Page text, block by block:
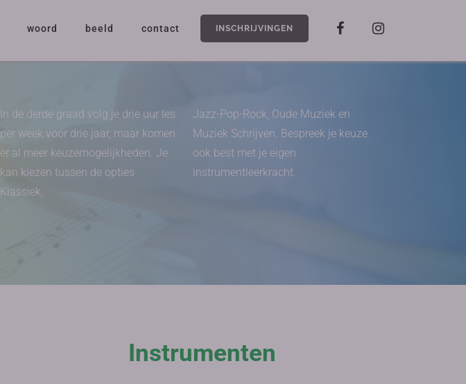
woord beeld contact INSCHRIJVINGEN
In de derde graad volg je drie uur les
per week voor drie jaar, maar komen
er al meer keuzemogelijkheden. Je
kan kiezen tussen de opties
Klassiek,
Jazz-Pop-Rock, Oude Muziek en
Muziek Schrijven. Bespreek je keuze
ook best met je eigen
instrumentleerkracht.
Instrumenten